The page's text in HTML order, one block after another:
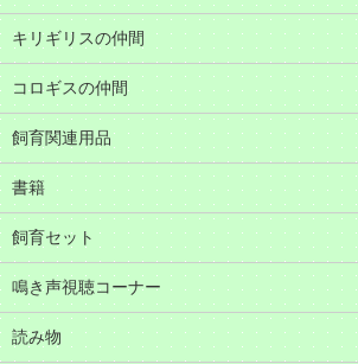
キリギリスの仲間
コロギスの仲間
飼育関連用品
書籍
飼育セット
鳴き声視聴コーナー
読み物